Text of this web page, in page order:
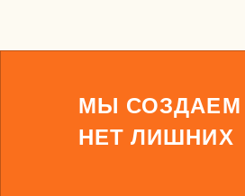
МЫ СОЗДАЕМ
НЕТ ЛИШНИХ